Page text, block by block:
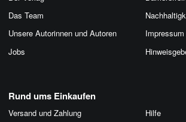
Das Team
Unsere Autorinnen und Autoren
Jobs
Impressum
Rund ums Einkaufen
Versand und Zahlung
Hilfe